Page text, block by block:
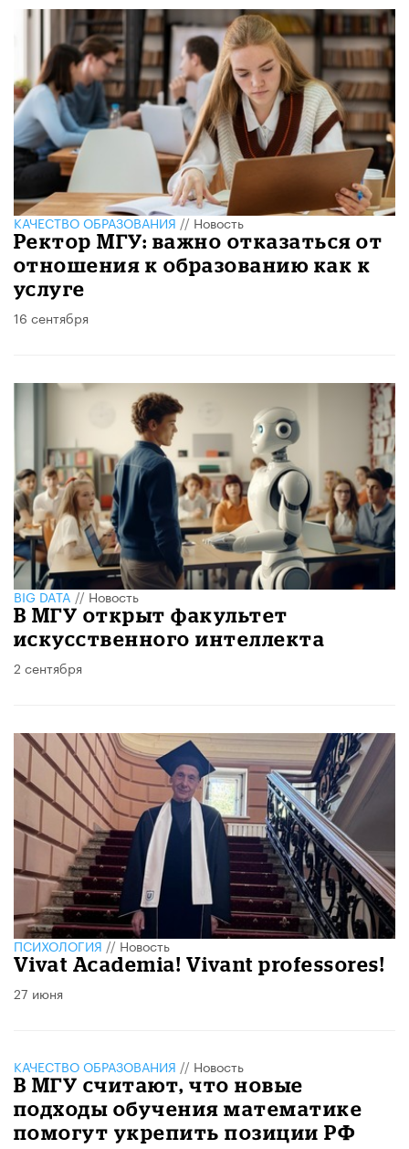
КАЧЕСТВО ОБРАЗОВАНИЯ//Новость
Ректор МГУ: важно отказаться от
отношения к образованию как к
услуге
16 сентября
BIG DATA//Новость
В МГУ открыт факультет
искусственного интеллекта
2 сентября
ПСИХОЛОГИЯ//Новость
​Vivat Academia! Vivant professores!
27 июня
КАЧЕСТВО ОБРАЗОВАНИЯ // Новость
В МГУ считают, что новые
подходы обучения математике
помогут укрепить позиции РФ